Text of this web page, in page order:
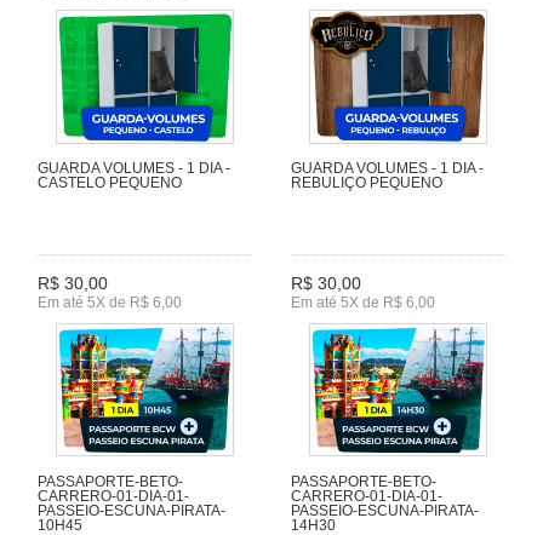
GUARDA VOLUMES - 1 DIA -
CASTELO PEQUENO
R$ 30,00
Em até 5X de R$ 6,00
GUARDA VOLUMES - 1 DIA -
REBULIÇO PEQUENO
R$ 30,00
Em até 5X de R$ 6,00
PASSAPORTE-BETO-
CARRERO-01-DIA-01-
PASSEIO-ESCUNA-PIRATA-
10H45
PASSAPORTE-BETO-
CARRERO-01-DIA-01-
PASSEIO-ESCUNA-PIRATA-
14H30